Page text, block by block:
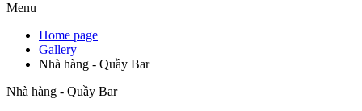
Menu
Home page
Gallery
Nhà hàng - Quầy Bar
Nhà hàng - Quầy Bar